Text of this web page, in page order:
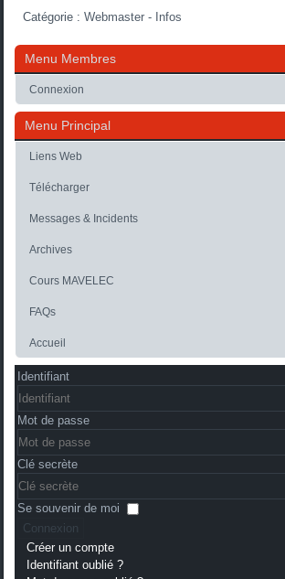
Catégorie :Webmaster - Infos
Menu Membres
Connexion
Menu Principal
Liens Web
Télécharger
Messages & Incidents
Archives
Cours MAVELEC
FAQs
Accueil
Identifiant
Mot de passe
Clé secrète
Se souvenir de moi
Connexion
Créer un compte
Identifiant oublié ?